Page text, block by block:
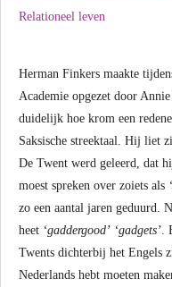
Relationeel leven
Herman Finkers maakte
Academie opgezet door
duidelijk hoe krom een
Saksische streektaal. Hij liet
De Twent werd geleerd, dat
moest spreken over zoiets als
zo een aantal jaren geduurd.
heet ‘gaddergood’ ‘gadgets’.
Twents dichterbij het Engels
Nederlands hebt moeten